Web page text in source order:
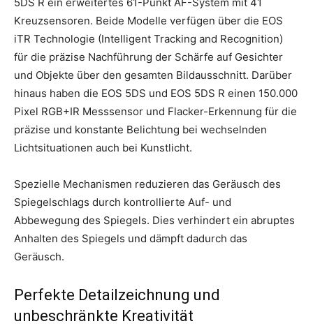
5DS R ein erweitertes 61-Punkt AF-System mit 41
Kreuzsensoren. Beide Modelle verfügen über die EOS
iTR Technologie (Intelligent Tracking and Recognition)
für die präzise Nachführung der Schärfe auf Gesichter
und Objekte über den gesamten Bildausschnitt. Darüber
hinaus haben die EOS 5DS und EOS 5DS R einen 150.000
Pixel RGB+IR Messsensor und Flacker-Erkennung für die
präzise und konstante Belichtung bei wechselnden
Lichtsituationen auch bei Kunstlicht.
Spezielle Mechanismen reduzieren das Geräusch des
Spiegelschlags durch kontrollierte Auf- und
Abbewegung des Spiegels. Dies verhindert ein abruptes
Anhalten des Spiegels und dämpft dadurch das
Geräusch.
Perfekte Detailzeichnung und
unbeschränkte Kreativität